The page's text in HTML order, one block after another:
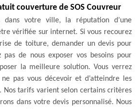
couverture de SOS Couvreur
dans votre ville, la réputation d’une
vérifiée sur internet. Si vous recourez
de toiture, demander un devis pour
pas de nous exposer vos besoins pour
la meilleure solution. Vous verrez
pas vous décevoir et d’atteindre les
Nos tarifs varient selon certains critères
dans votre devis personnalisé. Nous